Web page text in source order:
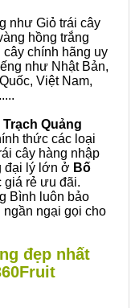
như Giỏ trái cây
hồng trắng
chính hãng uy
như Nhật Bản,
Việt Nam,
Quảng
thức các loại
cây hàng nhập
đại lý lớn ở Bố
giá rẻ ưu đãi.
Bình luôn bảo
ngại gọi cho
đẹp nhất